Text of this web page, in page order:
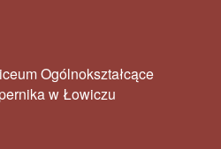
Ogólnokształcące
w Łowiczu